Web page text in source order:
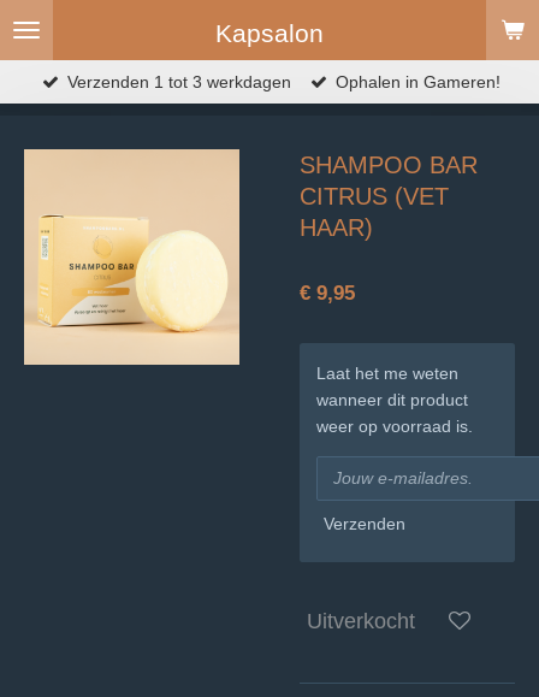
Ga
naar
de
Kapsalon
Verzenden 1 tot 3 werkdagen Ophalen in Gameren!
SHAMPOO BAR
CITRUS (VET
HAAR)
€ 9,95
Laat het me weten
wanneer dit product
weer op voorraad is.
Verzenden
Uitverkocht